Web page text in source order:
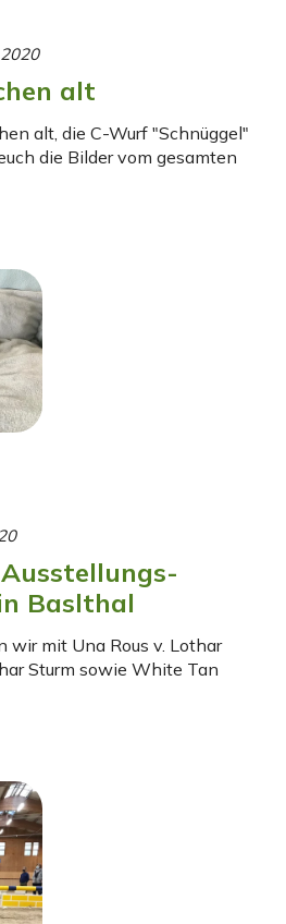
alt
alt, die C-Wurf "Schnüggel"
die Bilder vom gesamten
Baslthal
wir mit Una Rous v. Lothar
Sturm sowie White Tan